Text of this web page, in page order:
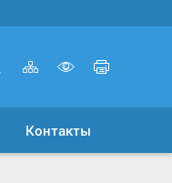
Карта
сайта
версию
для
Контакты